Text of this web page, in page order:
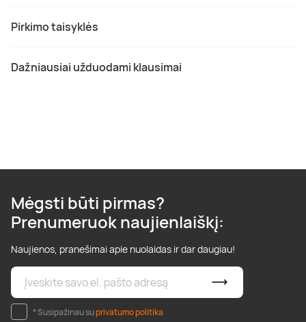
Pirkimo taisyklės
Dažniausiai užduodami klausimai
Mėgsti būti pirmas?
Prenumeruok naujienlaiškį:
Naujienos, pranešimai apie nuolaidas ir dar daugiau!
* Susipažinau suprivatumo politika